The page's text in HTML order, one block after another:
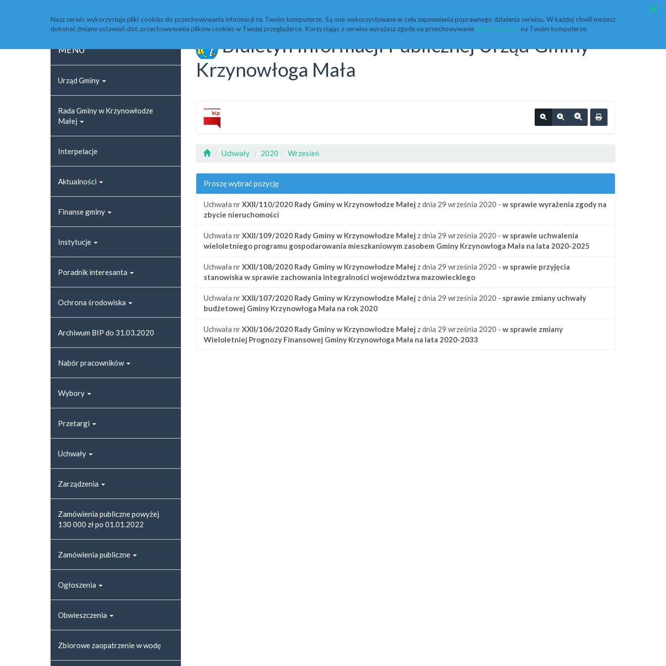
Nasz serwis wykorzystuje pliki cookies do przechowywania informacji na Twoim komputerze. Są one wykorzystywane w celu zapewnienia poprawnego działania serwisu. W każdej chwili możesz
dokonać zmiany ustawień dot. przechowywania plików cookies w Twojej przeglądarce. Korzystając z serwisu wyrażasz zgodę na przechowywanie plików cookiesna Twoim komputerze.
MENU
Urząd Gminy
Rada Gminy w Krzynowłodze
Małej
Interpelacje
Aktualności
Finanse gminy
Instytucje
Poradnik interesanta
Ochrona środowiska
Archiwum BIP do 31.03.2020
Nabór pracowników
Wybory
Przetargi
Uchwały
Zarządzenia
Zamówienia publiczne powyżej
130 000 zł po 01.01.2022
Zamówienia publiczne
Ogłoszenia
Obwieszczenia
Zbiorowe zaopatrzenie w wodę
Biuletyn Informacji Publicznej Urząd Gminy
Krzynowłoga Mała
Uchwały 2020 Wrzesień
Proszę wybrać pozycję
Uchwała nrXXII/110/2020 Rady Gminy w Krzynowłodze Małej z dnia 29 września 2020 - w sprawie wyrażenia zgody na
zbycie nieruchomości
Uchwała nrXXII/109/2020 Rady Gminy w Krzynowłodze Małej z dnia 29 września 2020 - w sprawie uchwalenia
wieloletniego programu gospodarowania mieszkaniowym zasobem Gminy Krzynowłoga Mała na lata 2020-2025
Uchwała nrXXII/108/2020 Rady Gminy w Krzynowłodze Małej z dnia 29 września 2020 - w sprawie przyjęcia
stanowiska w sprawie zachowania integralności województwa mazowieckiego
Uchwała nrXXII/107/2020 Rady Gminy w Krzynowłodze Małej z dnia 29 września 2020 - sprawie zmiany uchwały
budżetowej Gminy Krzynowłoga Mała na rok 2020
Uchwała nrXXII/106/2020 Rady Gminy w Krzynowłodze Małej z dnia 29 września 2020 - w sprawie zmiany
Wieloletniej Prognozy Finansowej Gminy Krzynowłoga Mała na lata 2020-2033